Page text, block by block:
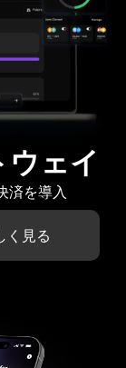
ウェイ
済を導入
く見る